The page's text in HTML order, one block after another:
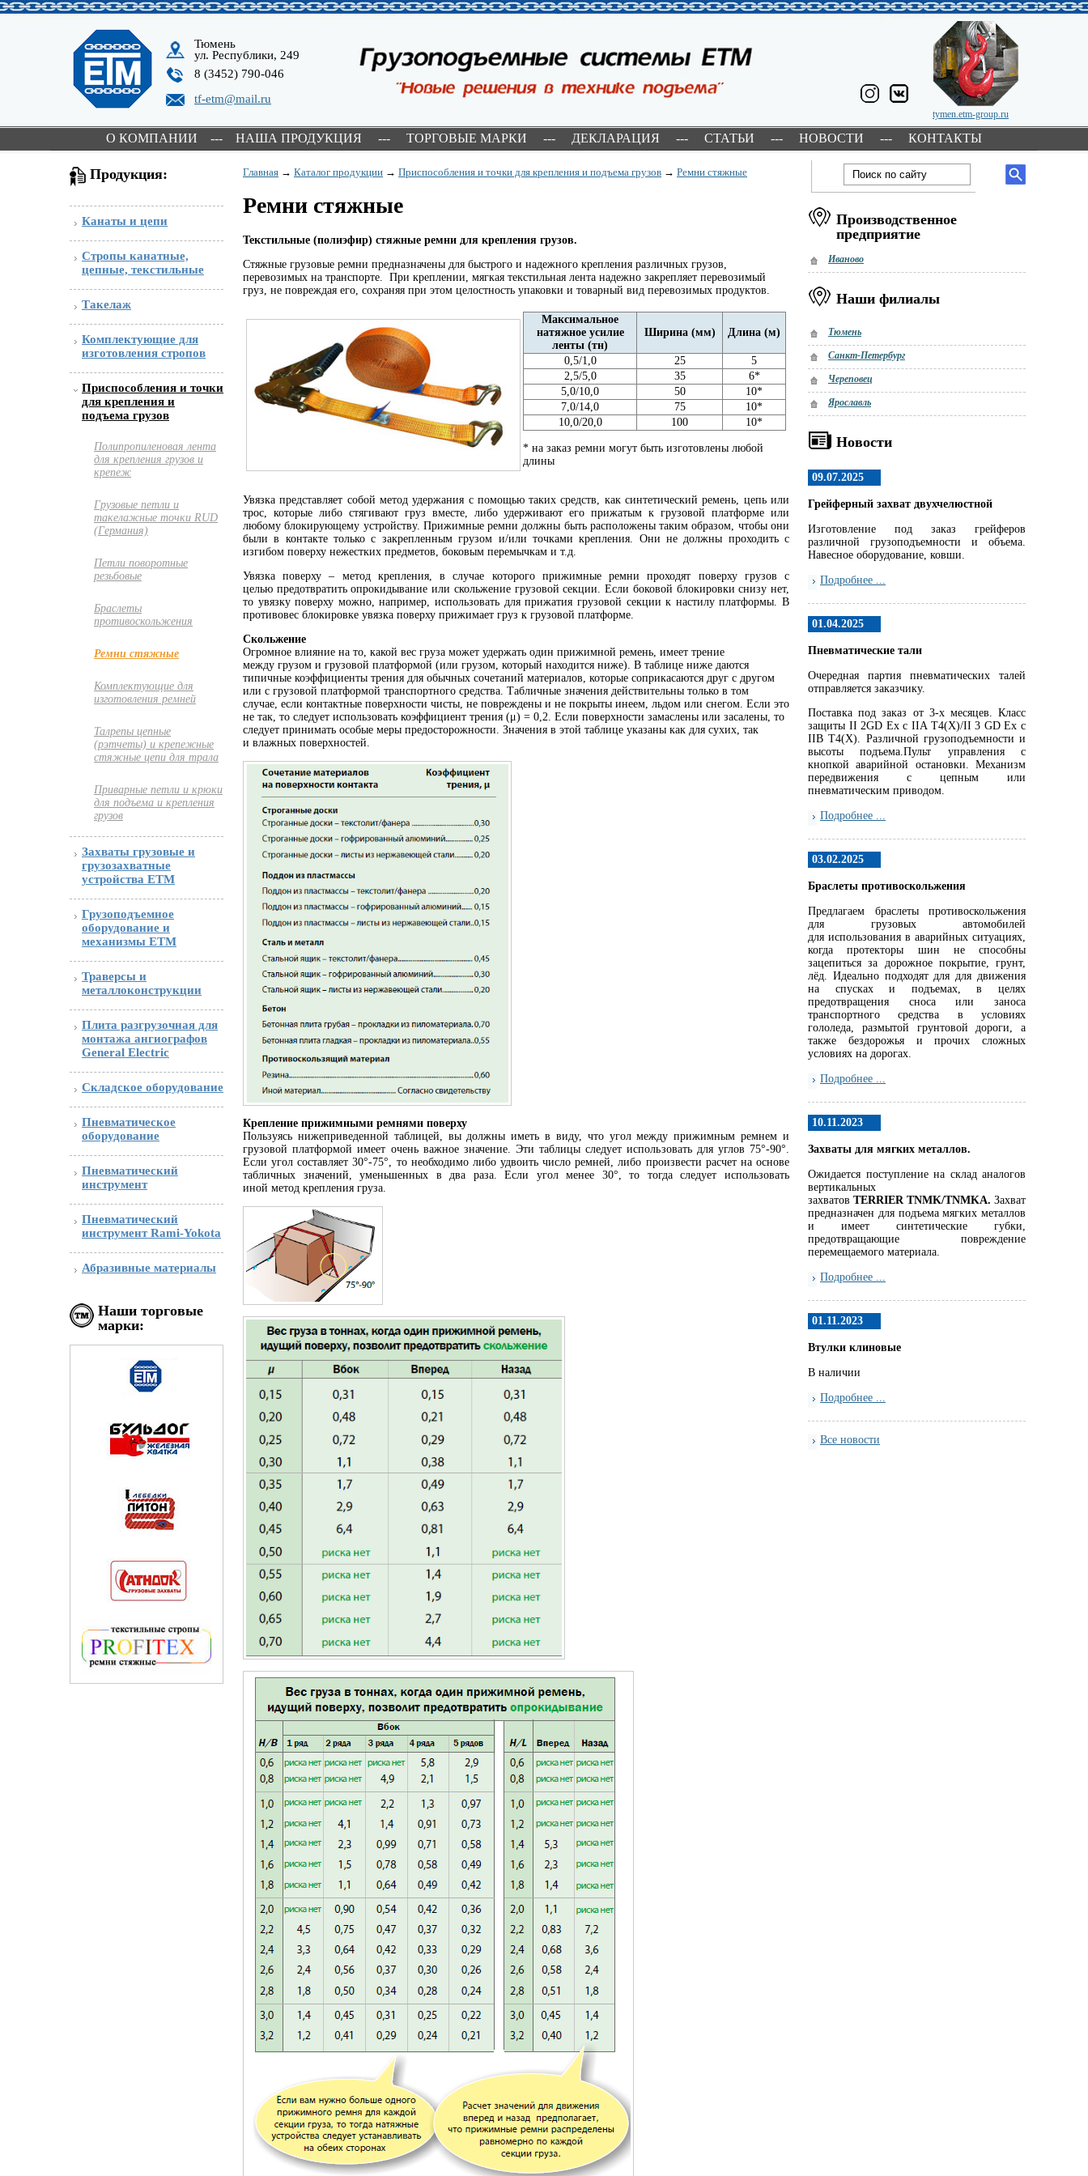
Тюмень
ул. Республики, 249
8 (3452) 790-046
tf-etm@mail.ru
tymen.etm-group.ru
О КОМПАНИИ --- НАША ПРОДУКЦИЯ --- ТОРГОВЫЕ МАРКИ --- ДЕКЛАРАЦИЯ --- СТАТЬИ --- НОВОСТИ --- КОНТАКТЫ
Продукция:
Канаты и цепи
Стропы канатные,
цепные, текстильные
Такелаж
Комплектующие для
изготовления стропов
Приспособления и точки
для крепления и
подъема грузов
Полипропиленовая лента
для крепления грузов и
крепеж
Грузовые петли и
такелажные точки RUD
(Германия)
Петли поворотные
резьбовые
Браслеты
противоскольжения
Ремни стяжные
Комплектующие для
изготовления ремней
Талрепы цепные
(рэтчеты) и крепежные
стяжные цепи для трала
Приварные петли и крюки
для подъема и крепления
грузов
Захваты грузовые и
грузозахватные
устройства ETM
Грузоподъемное
оборудование и
механизмы ETM
Траверсы и
металлоконструкции
Плита разгрузочная для
монтажа ангиографов
General Electric
Складское оборудование
Пневматическое
оборудование
Пневматический
инструмент
Пневматический
инструмент Rami-Yokota
Абразивные материалы
Наши торговые
марки:
Главная → Каталог продукции → Приспособления и точки для крепления и подъема грузов → Ремни стяжные
Ремни стяжные
Текстильные (полиэфир) стяжные ремни для крепления грузов.
Стяжные грузовые ремни предназначены для быстрого и надежного крепления различных грузов,
перевозимых на транспорте. При креплении, мягкая текстильная лента надежно закрепляет перевозимый
груз, не повреждая его, сохраняя при этом целостность упаковки и товарный вид перевозимых продуктов.
Максимальное
натяжное усилие
ленты (тн)
Ширина (мм) Длина (м)
0,5/1,0 25
5
2,5/5,0
35
6*
5,0/10,0
50
10*
7,0/14,0
75
10*
10,0/20,0
100 10*
* на заказ ремни могут быть изготовлены любой
длины
Увязка представляет собой метод удержания с помощью таких средств, как синтетический ремень, цепь или
трос, которые либо стягивают груз вместе, либо удерживают его прижатым к грузовой платформе или
любому блокирующему устройству. Прижимные ремни должны быть расположены таким образом, чтобы они
были в контакте только с закрепленным грузом и/или точками крепления. Они не должны проходить с
изгибом поверху нежестких предметов, боковым перемычкам и т.д.
Увязка поверху – метод крепления, в случае которого прижимные ремни проходят поверху грузов с
целью предотвратить опрокидывание или скольжение грузовой секции. Если боковой блокировки снизу нет,
то увязку поверху можно, например, использовать для прижатия грузовой секции к настилу платформы. В
противовес блокировке увязка поверху прижимает груз к грузовой платформе.
Скольжение
Огромное влияние на то, какой вес груза может удержать один прижимной ремень, имеет трение
между грузом и грузовой платформой (или грузом, который находится ниже). В таблице ниже даются
типичные коэффициенты трения для обычных сочетаний материалов, которые соприкасаются друг с другом
или с грузовой платформой транспортного средства. Табличные значения действительны только в том
случае, если контактные поверхности чисты, не повреждены и не покрыты инеем, льдом или снегом. Если это
не так, то следует использовать коэффициент трения (μ) = 0,2. Если поверхности замаслены или засалены, то
следует принимать особые меры предосторожности. Значения в этой таблице указаны как для сухих, так
и влажных поверхностей.
Крепление прижимными ремнями поверху
Пользуясь нижеприведенной таблицей, вы должны иметь в виду, что угол между прижимным ремнем и
грузовой платформой имеет очень важное значение. Эти таблицы следует использовать для углов 75°-90°.
Если угол составляет 30°-75°, то необходимо либо удвоить число ремней, либо произвести расчет на основе
табличных значений, уменьшенных в два раза. Если угол менее 30°, то тогда следует использовать
иной метод крепления груза.
Производственное
предприятие
Иваново
Наши филиалы
Тюмень
Санкт-Петербург
Череповец
Ярославль
Новости
09.07.2025
Грейферный захват двухчелюстной
Изготовление под заказ грейферов
различной грузоподъемности и объема.
Навесное оборудование, ковши.
Подробнее ...
01.04.2025
Пневматические тали
Очередная партия пневматических талей
отправляется заказчику.
Поставка под заказ от 3-х месяцев. Класс
защиты II 2GD Ex c IIA T4(X)/II 3 GD Ex c
IIB T4(X). Различной грузоподъемности и
высоты подъема.Пульт управления с
кнопкой аварийной остановки. Механизм
передвижения с цепным или
пневматическим приводом.
Подробнее ...
03.02.2025
Браслеты противоскольжения
Предлагаем браслеты противоскольжения
для грузовых автомобилей
для использования в аварийных ситуациях,
когда протекторы шин не способны
зацепиться за дорожное покрытие, грунт,
лёд. Идеально подходят для для движения
на спусках и подъемах, в целях
предотвращения сноса или заноса
транспортного средства в условиях
гололеда, размытой грунтовой дороги, а
также бездорожья и прочих сложных
условиях на дорогах.
Подробнее ...
10.11.2023
Захваты для мягких металлов.
Ожидается поступление на склад аналогов
вертикальных
захватов TERRIERTNMK/TNMKA. Захват
предназначен для подъема мягких металлов
и имеет синтетические губки,
предотвращающие повреждение
перемещаемого материала.
Подробнее ...
01.11.2023
Втулки клиновые
В наличии
Подробнее ...
Все новости